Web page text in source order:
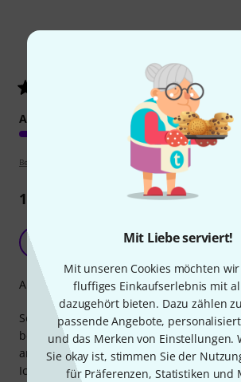
Mit Liebe serviert!
Mit unseren Cookies möchten
fluffiges Einkaufserlebnis mit
dazugehört bieten. Dazu zählen
passende Angebote,
und das Merken von Einstellungen.
Sie okay ist, stimmen Sie der
für Präferenzen, Statistiken und
ARRANGEMENT
Bewertungsrichtlinien
1
H Wer Beatles mag, kann sich hier
Sehr schönes Beatles Liederbuch vor
beim Spielen gut lesen kann. Die Griffe
angezeigt und das war das, worauf ich
Ich freu mich darüber!
Arrangement